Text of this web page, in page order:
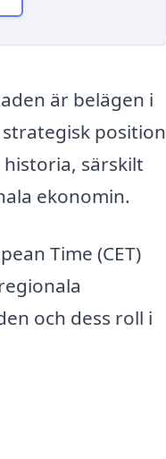
är belägen i
position
särskilt
ekonomin.
Time (CET)
och dess roll i